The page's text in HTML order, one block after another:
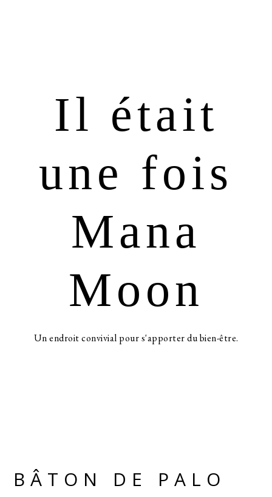
Il était
une fois
Mana
Moon
Un endroit convivial pour s'apporter du bien-être.
BÂTON DE PALO